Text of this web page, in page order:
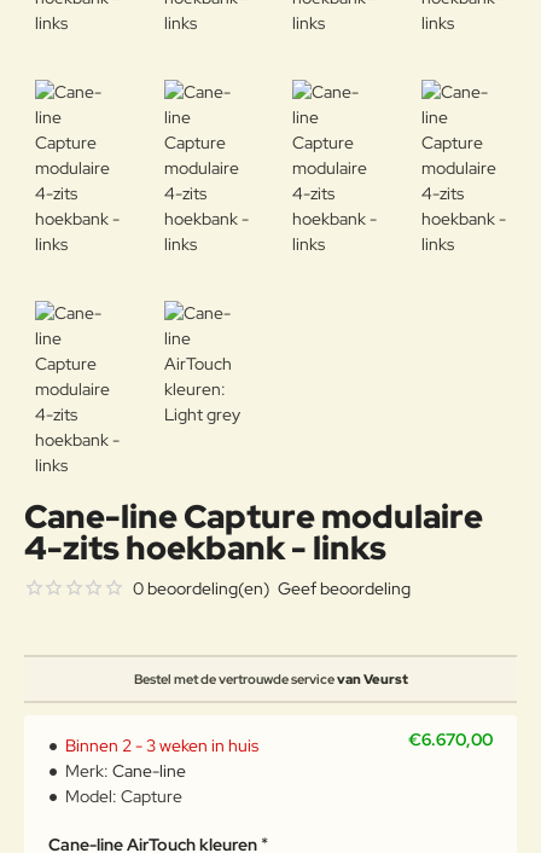
Cane-line Capture modulaire
4-zits hoekbank - links
Bestel met de vertrouwde servicevan Veurst
0 beoordeling(en) Geef beoordeling
€6.670,00
Binnen 2 - 3 weken in huis
Merk: Cane-line
Model: Capture
Cane-line AirTouch kleuren